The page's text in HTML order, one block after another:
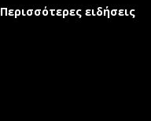
Περισσότερες ειδήσεις